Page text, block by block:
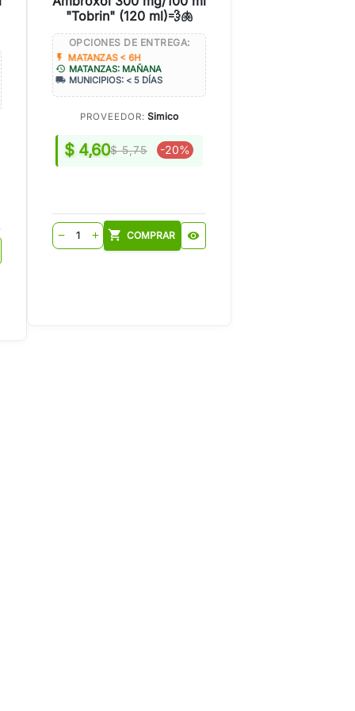
"Tobrin" (120 ml)💨🫁
OPCIONES DE ENTREGA:
flash_on MATANZAS < 6H
history MATANZAS: MAÑANA
local_shipping MUNICIPIOS: < 5 DÍAS
PROVEEDOR: Simico
$ 4,60$ 5,75 -20%
remove add shopping_cart COMPRAR visibility